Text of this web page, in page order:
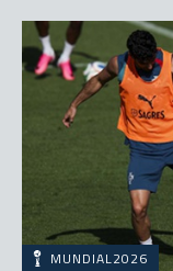
MUNDIAL2026